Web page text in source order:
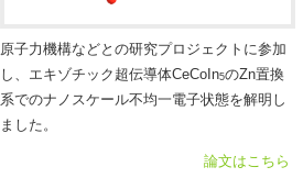
原子力機構などとの研究プロジェクトに参加
し、エキゾチック超伝導体CeCoIn5のZn置換
系でのナノスケール不均一電子状態を解明し
ました。
論文はこちら